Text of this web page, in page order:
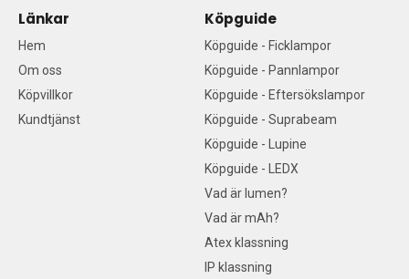
Länkar
Hem
Om oss
Köpvillkor
Kundtjänst
Köpguide
Köpguide - Ficklampor
Köpguide - Pannlampor
Köpguide - Eftersökslampor
Köpguide - Suprabeam
Köpguide - Lupine
Köpguide - LEDX
Vad är lumen?
Vad är mAh?
Atex klassning
IP klassning